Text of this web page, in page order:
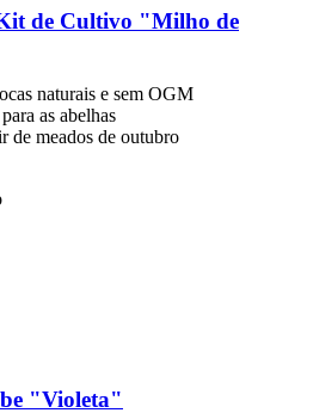
de Cultivo "Milho de
naturais e sem OGM
as abelhas
de meados de outubro
"Violeta"